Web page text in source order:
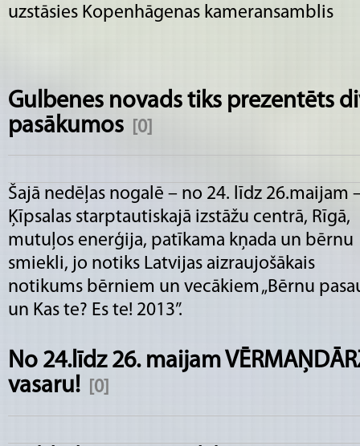
uzstāsies Kopenhāgenas kameransamblis
Gulbenes novads tiks prezentēts
pasākumos
[0]
Šajā nedēļas nogalē – no 24. līdz 26.maijam
Ķīpsalas starptautiskajā izstāžu centrā, Rīgā,
mutuļos enerģija, patīkama kņada un bērnu
smiekli, jo notiks Latvijas aizraujošākais
notikums bērniem un vecākiem „Bērnu
un Kas te? Es te! 2013”.
No 24.līdz 26. maijam
vasaru!
[0]